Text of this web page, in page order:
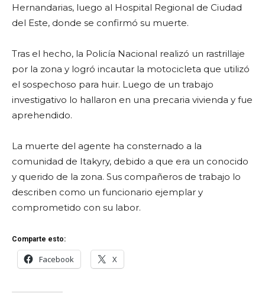
Hernandarias, luego al Hospital Regional de Ciudad
del Este, donde se confirmó su muerte.
Tras el hecho, la Policía Nacional realizó un rastrillaje
por la zona y logró incautar la motocicleta que utilizó
el sospechoso para huir. Luego de un trabajo
investigativo lo hallaron en una precaria vivienda y fue
aprehendido.
La muerte del agente ha consternado a la
comunidad de Itakyry, debido a que era un conocido
y querido de la zona. Sus compañeros de trabajo lo
describen como un funcionario ejemplar y
comprometido con su labor.
Comparte esto:
Facebook X